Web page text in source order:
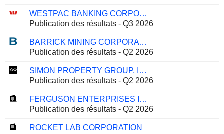
WESTPAC BANKING CORPORATION
Publication des résultats - Q3 2026
BARRICK MINING CORPORATION
Publication des résultats - Q2 2026
SIMON PROPERTY GROUP, INC.
Publication des résultats - Q2 2026
FERGUSON ENTERPRISES INC.
Publication des résultats - Q2 2026
ROCKET LAB CORPORATION